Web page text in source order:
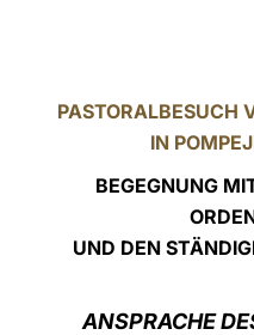
PASTORALBESUCH
IN
BEGEGNUNG
UND DEN
ANSPRACHE